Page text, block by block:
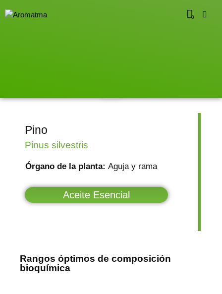
0
Pino
Pinus silvestris
Órgano de la planta: Aguja y rama
Aceite Esencial
Rangos óptimos de composición
bioquímica